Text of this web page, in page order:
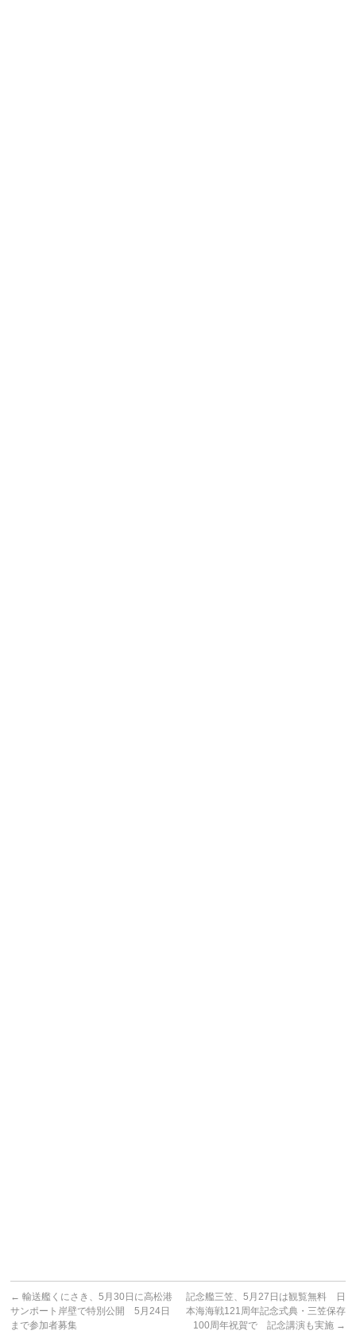
← 輸送艦くにさき、5月30日に高松港
サンポート岸壁で特別公開 5月24日
まで参加者募集
記念艦三笠、5月27日は観覧無料 日
本海海戦121周年記念式典・三笠保存
100周年祝賀で 記念講演も実施 →